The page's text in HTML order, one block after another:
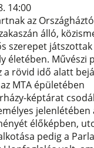
14:00
az
álló,
szerepet játszottak
életében. Művészi
a rövid idő alatt
MTA épületében
képtárat
jelenlétében
élőképben,
pedig a